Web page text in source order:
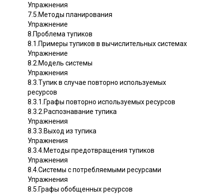
Упражнения
7.5.Методы планирования
Упражнение
8.Проблема тупиков
8.1.Примеры тупиков в вычислительных системах
Упражнение
8.2.Модель системы
Упражнения
8.3.Тупик в случае повторно используемых
ресурсов
8.3.1.Графы повторно используемых ресурсов
8.3.2.Распознавание тупика
Упражнения
8.3.3.Выход из тупика
Упражнения
8.3.4.Методы предотвращения тупиков
Упражнения
8.4.Системы с потребляемыми ресурсами
Упражнения
8.5.Графы обобщенных ресурсов